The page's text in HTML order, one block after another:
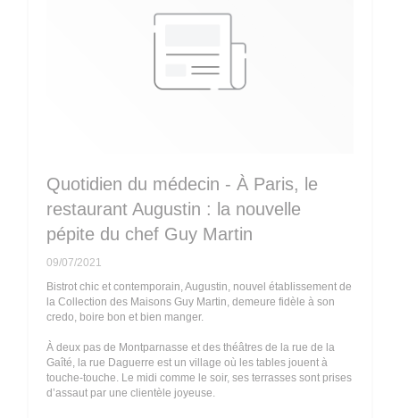
Quotidien du médecin - À Paris, le
restaurant Augustin : la nouvelle
pépite du chef Guy Martin
09/07/2021
Bistrot chic et contemporain, Augustin, nouvel établissement de
la Collection des Maisons Guy Martin, demeure fidèle à son
credo, boire bon et bien manger.
À deux pas de Montparnasse et des théâtres de la rue de la
Gaîté, la rue Daguerre est un village où les tables jouent à
touche-touche. Le midi comme le soir, ses terrasses sont prises
d’assaut par une clientèle joyeuse.